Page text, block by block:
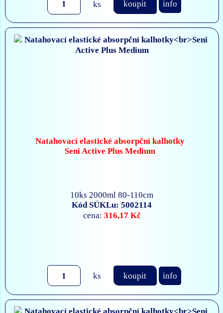
ks koupit info
Natahovací elastické absorpční kalhotky
Seni Active Plus Medium
10ks 2000ml 80-110cm
Kód SÚKLu: 5002114
cena: 316,17 Kč
ks koupit info